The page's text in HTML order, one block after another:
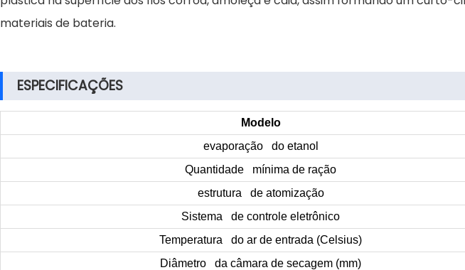
materiais de bateria.
ESPECIFICAÇÕES
Modelo
evaporação do etanol
Quantidade mínima de ração
estrutura de atomização
Sistema de controle eletrônico
Temperatura do ar de entrada (Celsius)
Diâmetro da câmara de secagem (mm)